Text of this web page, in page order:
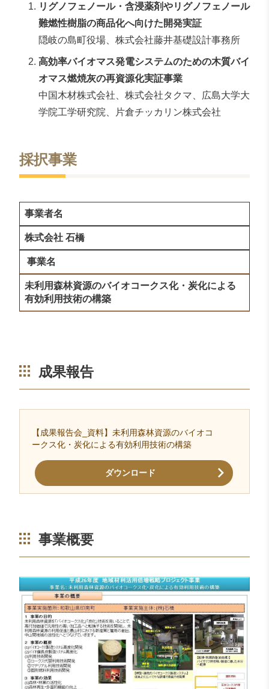
リグノフェノール・含浸薬剤やリグノフェノール
難燃性樹脂の商品化へ向けた開発実証
隠岐の島町役場、株式会社藤井基礎設計事務所
高効率バイオマス発電システムのための木質バイ
オマス燃焼灰の再資源化実証事業
中国木材株式会社、株式会社タクマ、広島大学大
学院工学研究院、片倉チッカリン株式会社
採択事業
事業者名
株式会社 石橋
事業名
未利用森林資源のバイオコークス化・炭化による
有効利用技術の構築
成果報告
【成果報告会_資料】未利用森林資源のバイオコ
ークス化・炭化による有効利用技術の構築
ダウンロード
事業概要